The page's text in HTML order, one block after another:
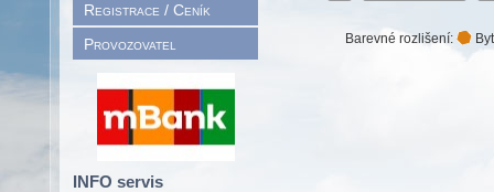
Registrace / Ceník
Provozovatel
INFO servis
Barevné rozlišení: